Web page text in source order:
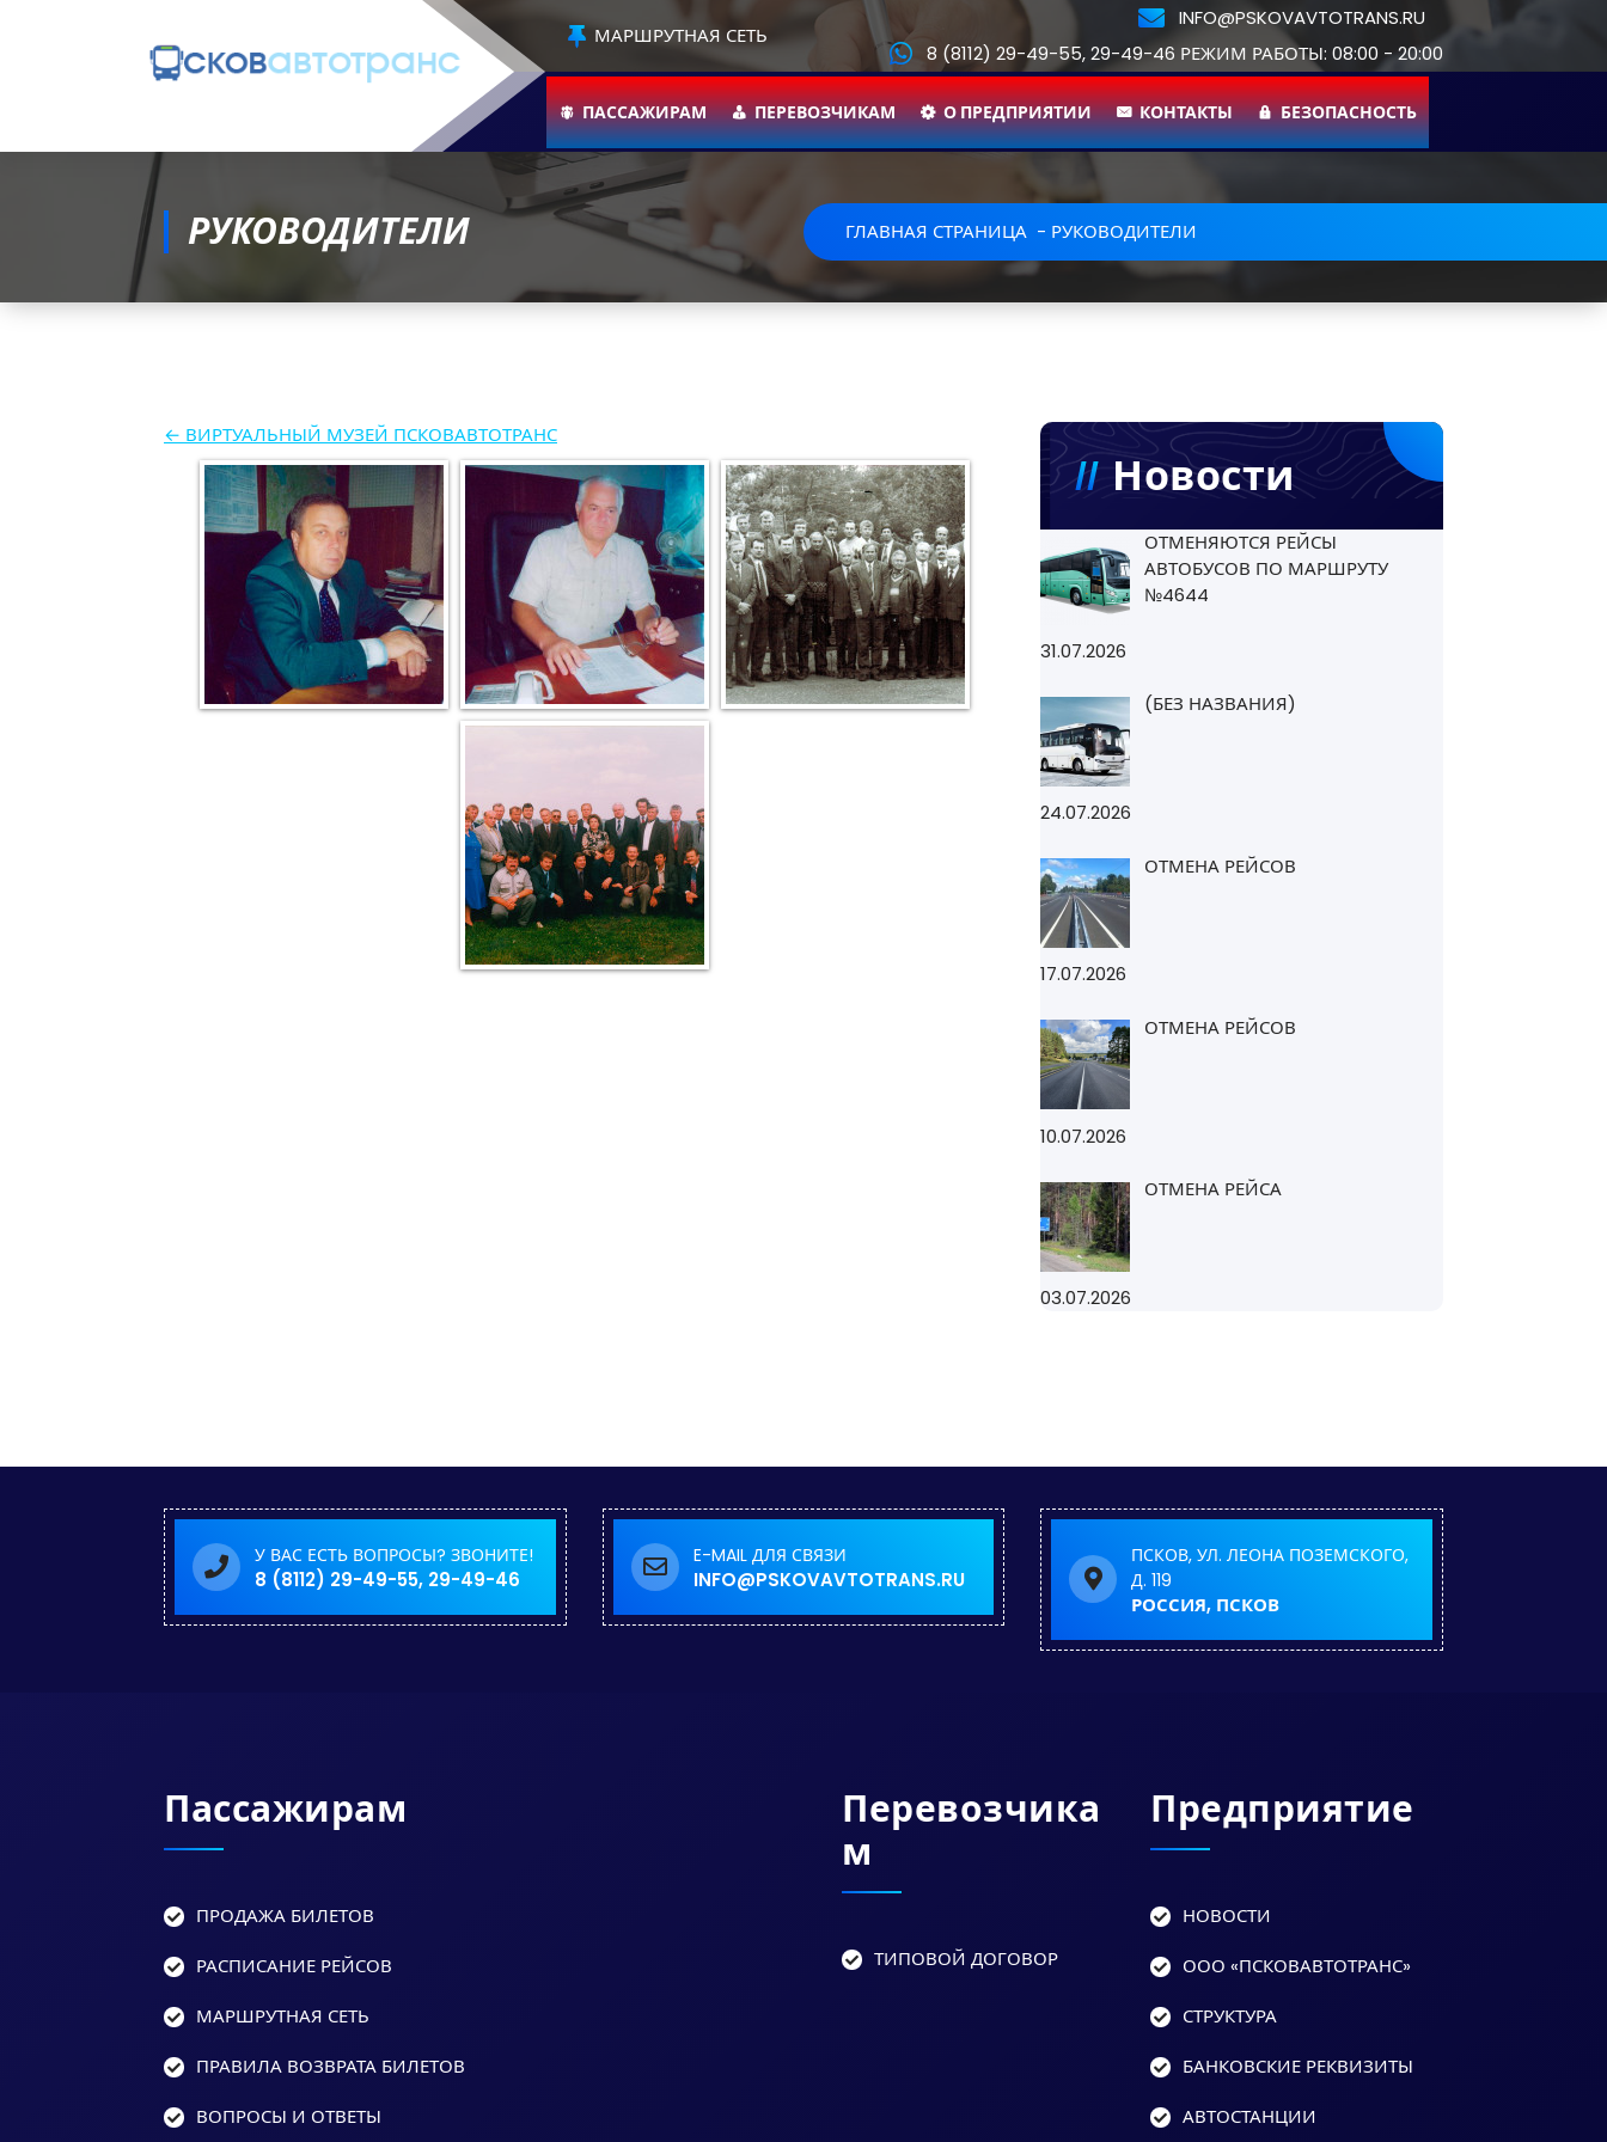
МАРШРУТНАЯ СЕТЬ
INFO@PSKOVAVTOTRANS.RU
8 (8112) 29-49-55, 29-49-46 РЕЖИМ РАБОТЫ: 08:00 - 20:00
ПАССАЖИРАМ ПЕРЕВОЗЧИКАМ О ПРЕДПРИЯТИИ КОНТАКТЫ БЕЗОПАСНОСТЬ
РУКОВОДИТЕЛИ ГЛАВНАЯ СТРАНИЦА - РУКОВОДИТЕЛИ
← ВИРТУАЛЬНЫЙ МУЗЕЙ ПСКОВАВТОТРАНС
Новости
ОТМЕНЯЮТСЯ РЕЙСЫ
АВТОБУСОВ ПО МАРШРУТУ
№4644
31.07.2026
(БЕЗ НАЗВАНИЯ)
24.07.2026
ОТМЕНА РЕЙСОВ
17.07.2026
ОТМЕНА РЕЙСОВ
10.07.2026
ОТМЕНА РЕЙСА
03.07.2026
У ВАС ЕСТЬ ВОПРОСЫ? ЗВОНИТЕ!
8 (8112) 29-49-55, 29-49-46
E-MAIL ДЛЯ СВЯЗИ
INFO@PSKOVAVTOTRANS.RU
ПСКОВ, УЛ. ЛЕОНА ПОЗЕМСКОГО,
Д. 119
РОССИЯ, ПСКОВ
Пассажирам
ПРОДАЖА БИЛЕТОВ
РАСПИСАНИЕ РЕЙСОВ
МАРШРУТНАЯ СЕТЬ
ПРАВИЛА ВОЗВРАТА БИЛЕТОВ
ВОПРОСЫ И ОТВЕТЫ
Перевозчика
М
ТИПОВОЙ ДОГОВОР
Предприятие
НОВОСТИ
ООО «ПСКОВАВТОТРАНС»
СТРУКТУРА
БАНКОВСКИЕ РЕКВИЗИТЫ
АВТОСТАНЦИИ